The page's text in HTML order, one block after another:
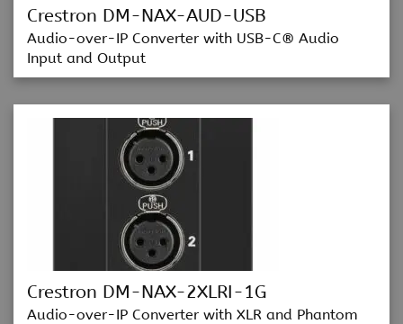
Crestron DM-NAX-AUD-USB
Audio-over-IP Converter with USB-C® Audio
Input and Output
Crestron DM-NAX-2XLRI-1G
Audio-over-IP Converter with XLR and Phantom